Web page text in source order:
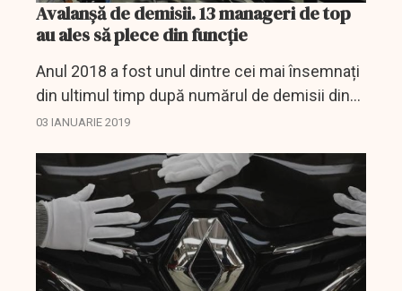
Avalanşă de demisii. 13 manageri de top
au ales să plece din funcţie
Anul 2018 a fost unul dintre cei mai însemnați
din ultimul timp după numărul de demisii din
conducerile marilor companii ale lumii.
acutizarea...
03 IANUARIE 2019